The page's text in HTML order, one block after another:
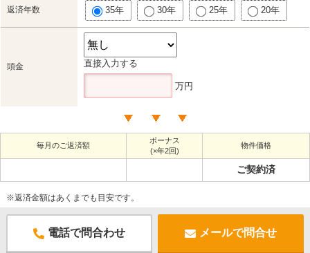
返済年数 35年 30年 25年 20年
頭金 直接入力する
万円
毎月のご返済額
ボーナス
(×年2回)
物件価格
ご契約済
※返済金額はあくまでも目安です。
電話で問合わせ メールで問合せ